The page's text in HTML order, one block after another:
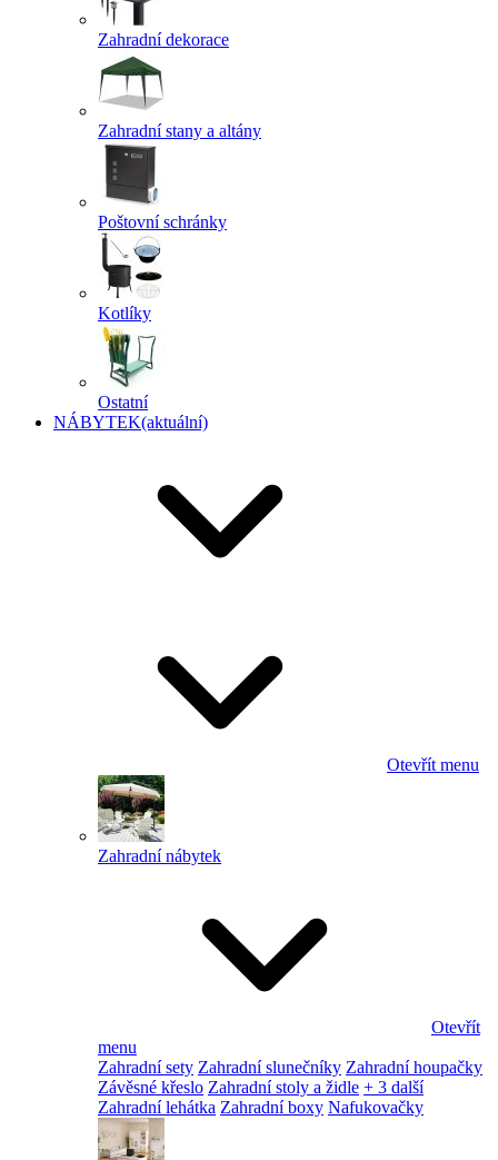
Zahradní dekorace
Zahradní stany a altány
Poštovní schránky
Kotlíky
Ostatní
NÁBYTEK(aktuální)
Otevřít menu
Zahradní nábytek
Otevřít
menu
Zahradní sety Zahradní slunečníky Zahradní houpačky
Závěsné křeslo Zahradní stoly a židle + 3 další
Zahradní lehátka Zahradní boxy Nafukovačky